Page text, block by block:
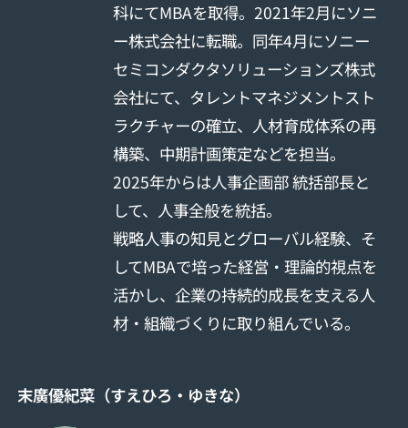
科にてMBAを取得。2021年2月にソニ
ー株式会社に転職。同年4月にソニー
セミコンダクタソリューションズ株式
会社にて、タレントマネジメントスト
ラクチャーの確立、人材育成体系の再
構築、中期計画策定などを担当。
2025年からは人事企画部 統括部長と
して、人事全般を統括。
戦略人事の知見とグローバル経験、そ
してMBAで培った経営・理論的視点を
活かし、企業の持続的成長を支える人
材・組織づくりに取り組んでいる。
末廣優紀菜（すえひろ・ゆきな）